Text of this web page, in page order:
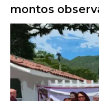
montos